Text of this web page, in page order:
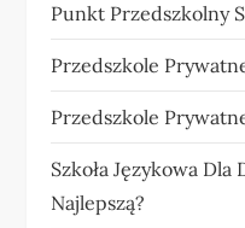
Punkt Przedszkolny
Przedszkole
Przedszkole
Szkoła Językowa
Najlepszą?